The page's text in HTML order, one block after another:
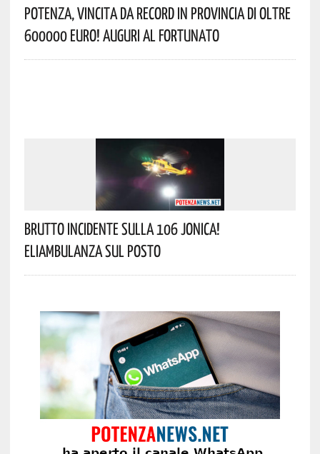
Potenza, Vincita Da Record In Provincia Di Oltre
600000 Euro! Auguri Al Fortunato
Brutto Incidente Sulla 106 Jonica!
Eliambulanza Sul Posto